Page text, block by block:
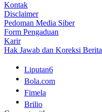
Kontak
Disclaimer
Pedoman Media Siber
Form Pengaduan
Karir
Hak Jawab dan Koreksi Berita
Liputan6
Bola.com
Fimela
Brilio